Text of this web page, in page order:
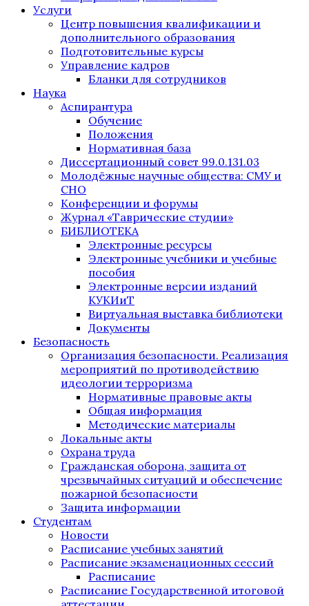
Услуги
Центр повышения квалификации и
дополнительного образования
Подготовительные курсы
Управление кадров
Бланки для сотрудников
Наука
Аспирантура
Обучение
Положения
Нормативная база
Диссертационный совет 99.0.131.03
Молодёжные научные общества: СМУ и
СНО
Конференции и форумы
Журнал «Таврические студии»
БИБЛИОТЕКА
Электронные ресурсы
Электронные учебники и учебные
пособия
Электронные версии изданий
КУКИиТ
Виртуальная выставка библиотеки
Документы
Безопасность
Организация безопасности. Реализация
мероприятий по противодействию
идеологии терроризма
Нормативные правовые акты
Общая информация
Методические материалы
Локальные акты
Охрана труда
Гражданская оборона, защита от
чрезвычайных ситуаций и обеспечение
пожарной безопасности
Защита информации
Студентам
Новости
Расписание учебных занятий
Расписание экзаменационных сессий
Расписание
Расписание Государственной итоговой